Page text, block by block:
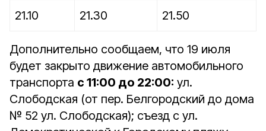
21.10 21.30 21.50
Дополнительно сообщаем, что 19 июля
будет закрыто движение автомобильного
транспорта с 11:00 до 22:00: ул.
Слободская (от пер. Белгородский до дома
№ 52 ул. Слободская); съезд с ул.